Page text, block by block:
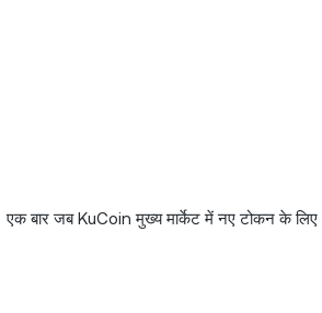
बार जब KuCoin मुख्य मार्केट में नए टोकन के लिए